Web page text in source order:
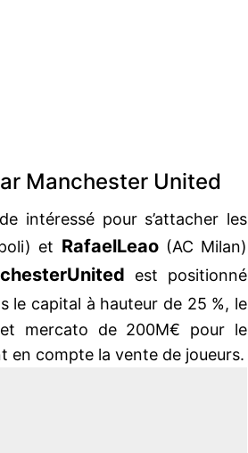
Manchester United
intéressé pour s’attacher les
et RafaelLeao(AC Milan)
United est positionné
le capital à hauteur de 25 %, le
mercato de 200M€ pour le
en compte la vente de joueurs.